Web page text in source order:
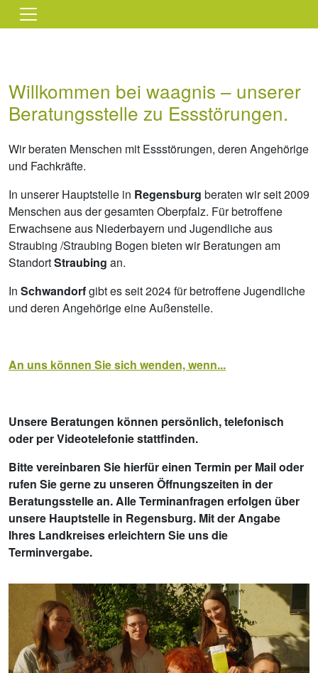
Direkt zum Inhalt
Willkommen bei waagnis – unserer
Beratungsstelle zu Essstörungen.
Wir beraten Menschen mit Essstörungen, deren Angehörige
und Fachkräfte.
In unserer Hauptstelle in Regensburg beraten wir seit 2009
Menschen aus der gesamten Oberpfalz. Für betroffene
Erwachsene aus Niederbayern und Jugendliche aus
Straubing /Straubing Bogen bieten wir Beratungen am
StandortStraubing an.
In Schwandorfgibt es seit 2024 für betroffene Jugendliche
und deren Angehörige eine Außenstelle.
An uns können Sie sich wenden, wenn...
Unsere Beratungen können persönlich, telefonisch
oder per Videotelefonie stattfinden.
Bitte vereinbaren Sie hierfür einen Termin per Mail oder
rufen Sie gerne zu unseren Öffnungszeiten in der
Beratungsstelle an. Alle Terminanfragen erfolgen über
unsere Hauptstelle in Regensburg. Mit der Angabe
Ihres Landkreises erleichtern Sie uns die
Terminvergabe.